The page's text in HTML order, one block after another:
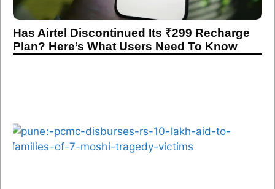
Has Airtel Discontinued Its ₹299 Recharge
Plan? Here’s What Users Need To Know